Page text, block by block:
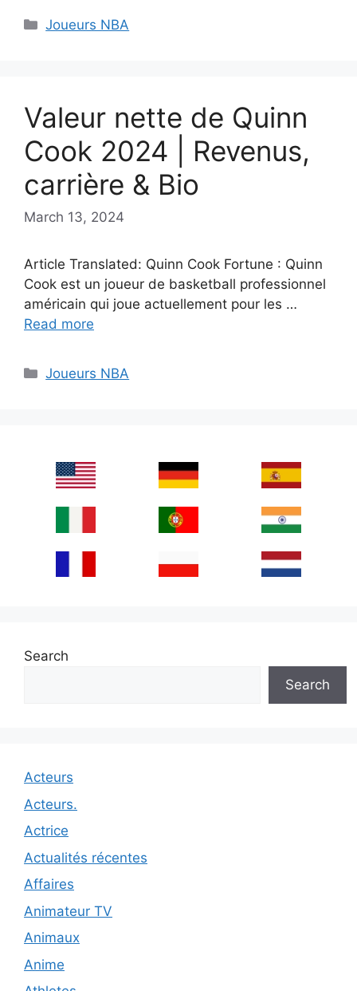
Categories
Joueurs NBA
Valeur nette de Quinn
Cook 2024 | Revenus,
carrière & Bio
March 13, 2024
Article Translated: Quinn Cook Fortune : Quinn
Cook est un joueur de basketball professionnel
américain qui joue actuellement pour les …
Read more
Categories
Joueurs NBA
Search
Search
Acteurs
Acteurs.
Actrice
Actualités récentes
Affaires
Animateur TV
Animaux
Anime